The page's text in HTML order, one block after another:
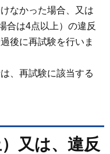
なかった場合、又は
合は4点以上）の違反
後に再試験を行いま
、再試験に該当する
又は、違反